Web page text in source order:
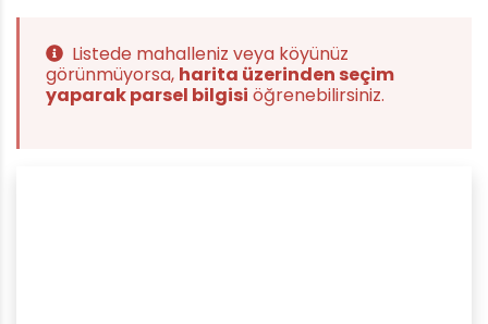
Listede mahalleniz veya köyünüz
görünmüyorsa, harita üzerinden seçim
yaparak parsel bilgisi öğrenebilirsiniz.